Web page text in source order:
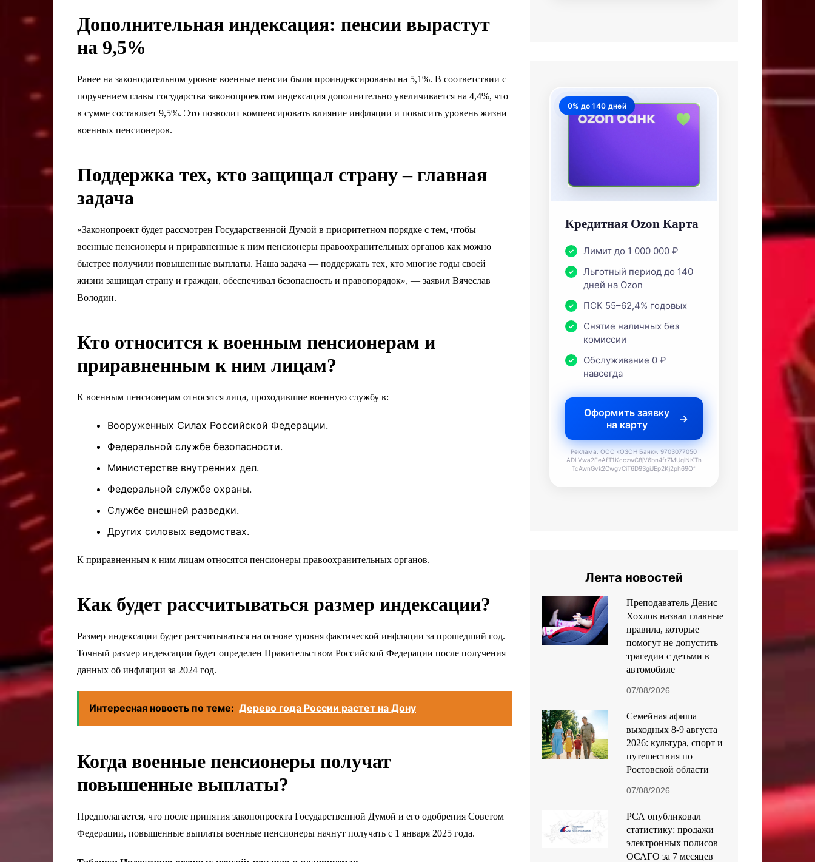
Дополнительная индексация: пенсии вырастут
на 9,5%
Ранее на законодательном уровне военные пенсии были проиндексированы на 5,1%. В соответствии с
поручением главы государства законопроектом индексация дополнительно увеличивается на 4,4%, что
в сумме составляет 9,5%. Это позволит компенсировать влияние инфляции и повысить уровень жизни
военных пенсионеров.
Поддержка тех, кто защищал страну – главная
задача
«Законопроект будет рассмотрен Государственной Думой в приоритетном порядке с тем, чтобы
военные пенсионеры и приравненные к ним пенсионеры правоохранительных органов как можно
быстрее получили повышенные выплаты. Наша задача — поддержать тех, кто многие годы своей
жизни защищал страну и граждан, обеспечивал безопасность и правопорядок», — заявил Вячеслав
Володин.
Кто относится к военным пенсионерам и
приравненным к ним лицам?
К военным пенсионерам относятся лица, проходившие военную службу в:
Вооруженных Силах Российской Федерации.
Федеральной службе безопасности.
Министерстве внутренних дел.
Федеральной службе охраны.
Службе внешней разведки.
Других силовых ведомствах.
К приравненным к ним лицам относятся пенсионеры правоохранительных органов.
Как будет рассчитываться размер индексации?
Размер индексации будет рассчитываться на основе уровня фактической инфляции за прошедший год.
Точный размер индексации будет определен Правительством Российской Федерации после получения
данных об инфляции за 2024 год.
Интересная новость по теме: Дерево года России растет на Дону
Когда военные пенсионеры получат
повышенные выплаты?
Предполагается, что после принятия законопроекта Государственной Думой и его одобрения Советом
Федерации, повышенные выплаты военные пенсионеры начнут получать с 1 января 2025 года.
0% до 140 дней
Кредитная Ozon Карта
Лимит до 1 000 000 ₽
Льготный период до 140
дней на Ozon
ПСК 55–62,4% годовых
Снятие наличных без
комиссии
Обслуживание 0 ₽
навсегда
Оформить заявку
на карту
Реклама. ООО «ОЗОН Банк». 9703077050
ADLVwa2EeAfT1KcczwC8jV6bn4frZMUqiNKTh
TcAwnGvk2CwgvCiT6D9SgiJEp2Kj2ph69Qf
Лента новостей
Преподаватель Денис
Хохлов назвал главные
правила, которые
помогут не допустить
трагедии с детьми в
автомобиле
07/08/2026
Семейная афиша
выходных 8-9 августа
2026: культура, спорт и
путешествия по
Ростовской области
07/08/2026
РСА опубликовал
статистику: продажи
электронных полисов
ОСАГО за 7 месяцев